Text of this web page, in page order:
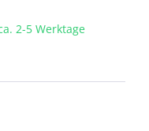
2-5 Werktage